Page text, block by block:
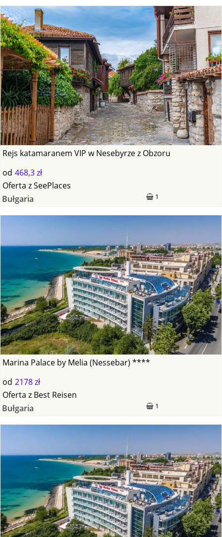
Rejs katamaranem VIP w Nesebyrze z Obzoru
od 468,3 zł
1
Oferta zSeePlaces
Bułgaria
Marina Palace by Melia (Nessebar) ****
od 2178 zł
1
Oferta z Best Reisen
Bułgaria